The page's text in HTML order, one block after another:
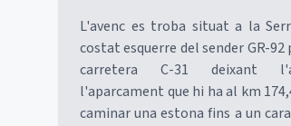
L'avenc es troba situat a la
costat esquerre del sender GR-92
carretera C-31 deixant
l'aparcament que hi ha al km
caminar una estona fins a un